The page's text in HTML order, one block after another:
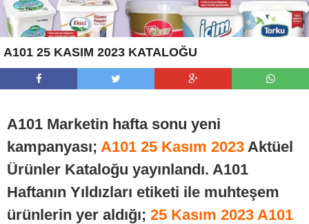
A101 25 KASIM 2023 KATALOĞU
A101 Marketin hafta sonu yeni
kampanyası; A101 25 Kasım 2023 Aktüel
Ürünler Kataloğu yayınlandı. A101
Haftanın Yıldızları etiketi ile muhteşem
ürünlerin yer aldığı; 25 Kasım 2023 A101